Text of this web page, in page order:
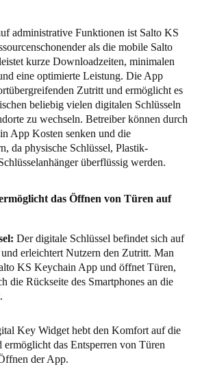
administrative Funktionen ist Salto KS
als die mobile Salto
kurze Downloadzeiten, minimalen
eine optimierte Leistung. Die App
Zutritt und ermöglicht es
beliebig vielen digitalen Schlüsseln
zu wechseln. Betreiber können durch
App Kosten senken und die
da physische Schlüssel, Plastik-
überflüssig werden.
das Öffnen von Türen auf
Der digitale Schlüssel befindet sich auf
erleichtert Nutzern den Zutritt. Man
KS Keychain App und öffnet Türen,
die Rückseite des Smartphones an die
Key Widget hebt den Komfort auf die
ermöglicht das Entsperren von Türen
der App.